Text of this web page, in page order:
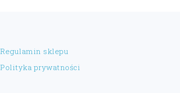
Regulamin sklepu
Polityka prywatności